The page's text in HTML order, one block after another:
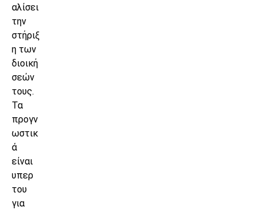
αλίσει
την
στήριξ
η των
διοική
σεών
τους.
Τα
προγν
ωστικ
ά
είναι
υπερ
του
για